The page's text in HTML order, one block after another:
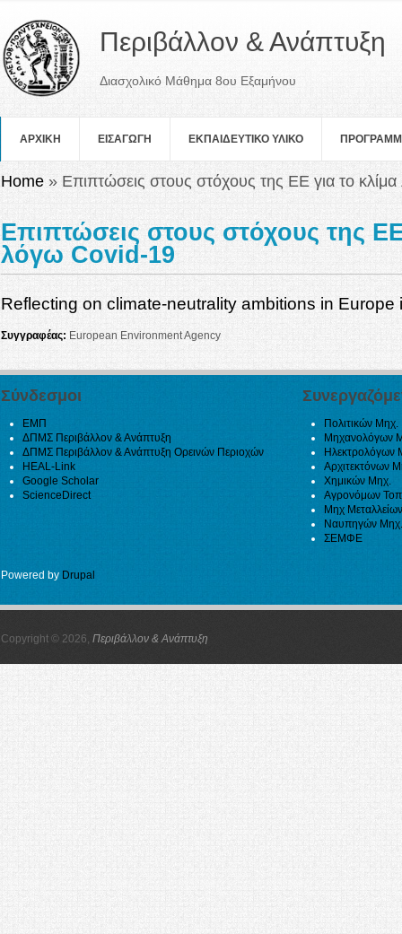
Περιβάλλον & Ανάπτυξη
Διασχολικό Μάθημα 8ου Εξαμήνου
ΑΡΧΙΚΗ ΕΙΣΑΓΩΓΗ ΕΚΠΑΙΔΕΥΤΙΚΟ ΥΛΙΚΟ
You are here
Home » Επιπτώσεις στους στόχους της ΕΕ για το
Επιπτώσεις στους στόχους της
λόγω Covid-19
Reflecting on climate-neutrality ambitions in Europe
Συγγραφέας: European Environment Agency
Σύνδεσμοι
ΕΜΠ
ΔΠΜΣ Περιβάλλον & Ανάπτυξη
ΔΠΜΣ Περιβάλλον & Ανάπτυξη Ορεινών Περιοχών
HEAL-Link
Google Scholar
ScienceDirect
Πολιτικών Μηχ.
Μηχανολόγων
Ηλεκτρολόγων
Αρχιτεκτόνων
Χημικών Μηχ.
Αγρονόμων
Μηχ
Ναυπηγών Μηχ.
ΣΕΜΦΕ
Powered by Drupal
Copyright © 2026, Περιβάλλον & Ανάπτυξη